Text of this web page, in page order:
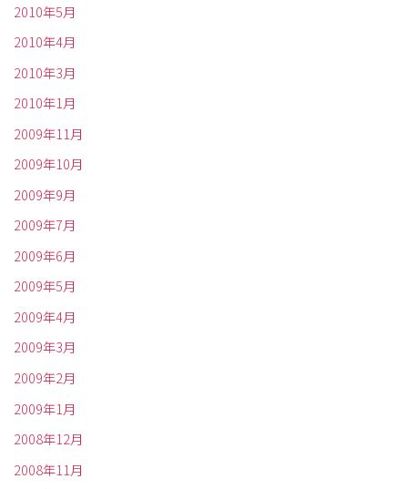
2010年5月
2010年4月
2010年3月
2010年1月
2009年11月
2009年10月
2009年9月
2009年7月
2009年6月
2009年5月
2009年4月
2009年3月
2009年2月
2009年1月
2008年12月
2008年11月